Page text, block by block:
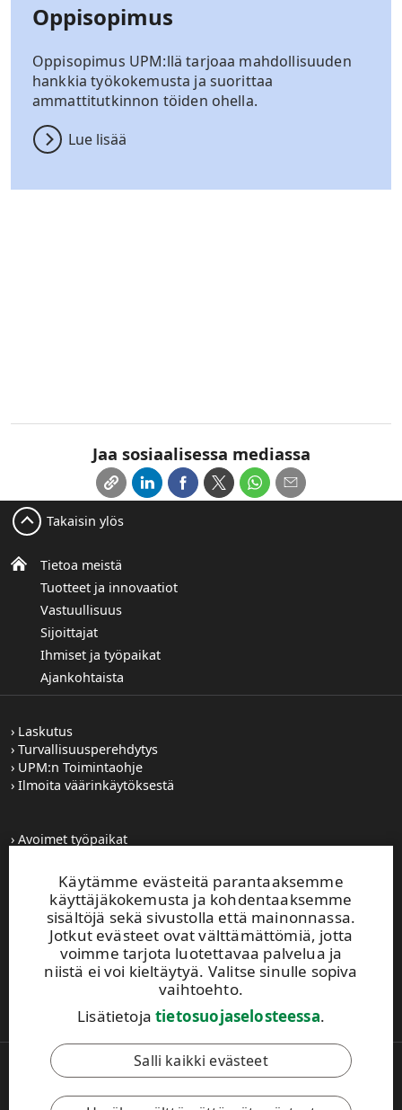
Oppisopimus
Oppisopimus UPM:llä tarjoaa mahdollisuuden
hankkia työkokemusta ja suorittaa
ammattitutkinnon töiden ohella.
Lue lisää
Jaa sosiaalisessa mediassa
Käytämme evästeitä parantaaksemme
käyttäjäkokemusta ja kohdentaaksemme
sisältöjä sekä sivustolla että mainonnassa.
Jotkut evästeet ovat välttämättömiä, jotta
voimme tarjota luotettavaa palvelua ja
niistä ei voi kieltäytyä. Valitse sinulle sopiva
vaihtoehto.
Lisätietojatietosuojaselosteessa.
Salli kaikki evästeet
Tietoa meistä
Tuotteet ja innovaatiot
Vastuullisuus
Sijoittajat
Ihmiset ja työpaikat
Ajankohtaista
Takaisin ylös
Laskutus
Turvallisuusperehdytys
UPM:n Toimintaohje
Ilmoita väärinkäytöksestä
Avoimet työpaikat
Tilaa tiedotteet
Toiminta-alueemme
UPM Vaihde
0204 15 111
Tämä sivusto on suojattu reCAPTCHA-palvelun
käyttöehdot
Copyright © 2026 UPM. Kaikki oikeudet pidätetään.
Käyttöehdot